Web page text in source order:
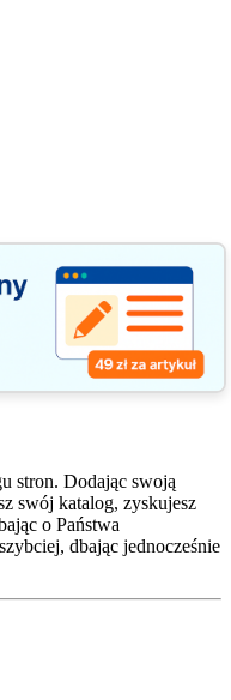
stron. Dodając swoją
swój katalog, zyskujesz
o Państwa
dbając jednocześnie